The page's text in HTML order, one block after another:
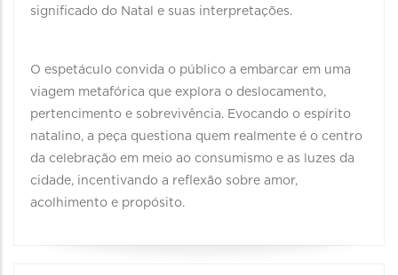
significado do Natal e suas interpretações.
O espetáculo convida o público a embarcar em uma
viagem metafórica que explora o deslocamento,
pertencimento e sobrevivência. Evocando o espírito
natalino, a peça questiona quem realmente é o centro
da celebração em meio ao consumismo e as luzes da
cidade, incentivando a reflexão sobre amor,
acolhimento e propósito.